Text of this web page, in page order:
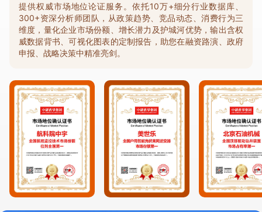
提供权威市场地位论证服务。依托10万+细分行业数据库、
300+资深分析师团队，从政策趋势、竞品动态、消费行为三
维度，量化企业市场份额、增长潜力及护城河优势，输出含权
威数据背书、可视化图表的定制报告，助您在融资路演、政府
申报、战略决策中精准亮剑。